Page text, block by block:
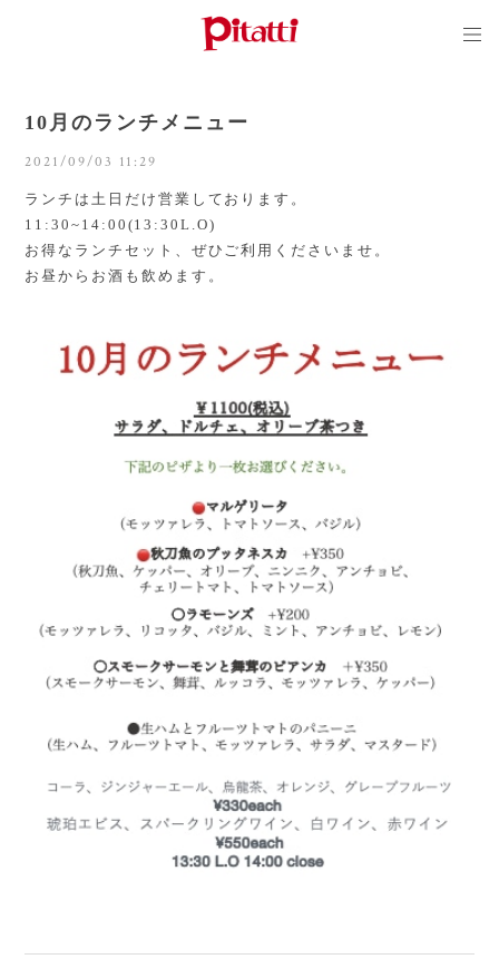
10月のランチメニュー
2021/09/03 11:29
ランチは土日だけ営業しております。
11:30~14:00(13:30L.O)
お得なランチセット、ぜひご利用くださいませ。
お昼からお酒も飲めます。